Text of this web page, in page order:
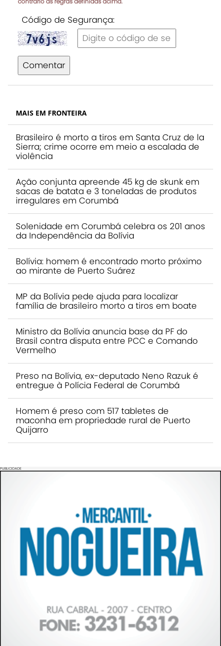
Código de Segurança:
Comentar
MAIS EM FRONTEIRA
Brasileiro é morto a tiros em Santa Cruz de la
Sierra; crime ocorre em meio a escalada de
violência
Ação conjunta apreende 45 kg de skunk em
sacas de batata e 3 toneladas de produtos
irregulares em Corumbá
Solenidade em Corumbá celebra os 201 anos
da Independência da Bolívia
Bolívia: homem é encontrado morto próximo
ao mirante de Puerto Suárez
MP da Bolívia pede ajuda para localizar
família de brasileiro morto a tiros em boate
Ministro da Bolívia anuncia base da PF do
Brasil contra disputa entre PCC e Comando
Vermelho
Preso na Bolívia, ex-deputado Neno Razuk é
entregue à Polícia Federal de Corumbá
Homem é preso com 517 tabletes de
maconha em propriedade rural de Puerto
Quijarro
PUBLICIDADE